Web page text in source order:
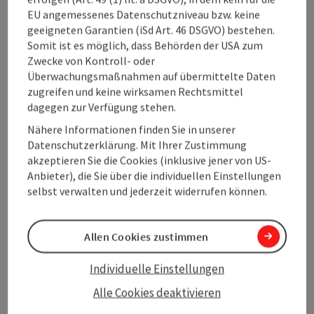
Sommer-Reise bereits in Planung
So lange müssen die Oberösterreich-Fans unter den
Eintracht-Anhänger:innen gar nicht warten. Denn erstmals
soll im kommenden Sommer auch eine Mitgliederreise in die
Urlaubsregion Alpenland stattfinden.
„Ein perfektes Beispiel, wie aus einem Fußball-
Trainingslager eine Zusammenarbeit entstehen kann,
die weit über den Sport hinausgeht und langfristig
touristische Wertschöpfung sichert“, so Andreas
Winkelhofer.
„Wir stehen gemeinsam für Werte wie Zusammenhalt,
Sportsgeist und familiäre Atmosphäre, die Besucher
und Fans gleichermaßen begeistern“, ergänzen Rainer
Rohregger und Helmut Holzinger, die
Vorstandsdirektoren der Hinterstoder-Wurzeralm
EU angemessenes Datenschutzniveau bzw. keine
geeigneten Garantien (iSd Art. 46 DSGVO) bestehen.
Somit ist es möglich, dass Behörden der USA zum
Zwecke von Kontroll- oder
Überwachungsmaßnahmen auf übermittelte Daten
zugreifen und keine wirksamen Rechtsmittel
dagegen zur Verfügung stehen.
Nähere Informationen finden Sie in unserer
Datenschutzerklärung. Mit Ihrer Zustimmung
akzeptieren Sie die Cookies (inklusive jener von US-
Anbieter), die Sie über die individuellen Einstellungen
selbst verwalten und jederzeit widerrufen können.
Alle Cookies deaktivieren
Individuelle Einstellungen
Allen Cookies zustimmen